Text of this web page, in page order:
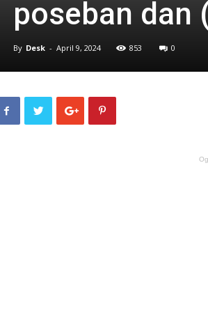
poseban dan
By Desk - April 9, 2024 853 0